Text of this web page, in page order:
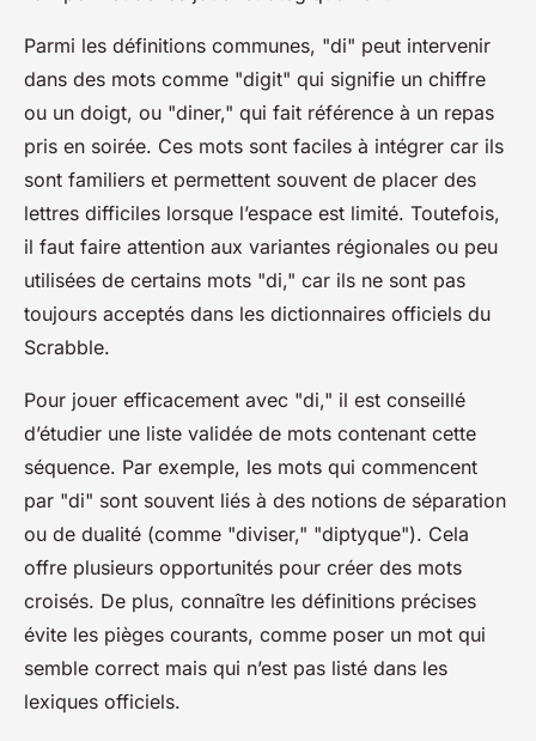
Parmi les définitions communes, "di" peut intervenir
dans des mots comme "digit" qui signifie un chiffre
ou un doigt, ou "diner," qui fait référence à un repas
pris en soirée. Ces mots sont faciles à intégrer car ils
sont familiers et permettent souvent de placer des
lettres difficiles lorsque l’espace est limité. Toutefois,
il faut faire attention aux variantes régionales ou peu
utilisées de certains mots "di," car ils ne sont pas
toujours acceptés dans les dictionnaires officiels du
Scrabble.
Pour jouer efficacement avec "di," il est conseillé
d’étudier une liste validée de mots contenant cette
séquence. Par exemple, les mots qui commencent
par "di" sont souvent liés à des notions de séparation
ou de dualité (comme "diviser," "diptyque"). Cela
offre plusieurs opportunités pour créer des mots
croisés. De plus, connaître les définitions précises
évite les pièges courants, comme poser un mot qui
semble correct mais qui n’est pas listé dans les
lexiques officiels.